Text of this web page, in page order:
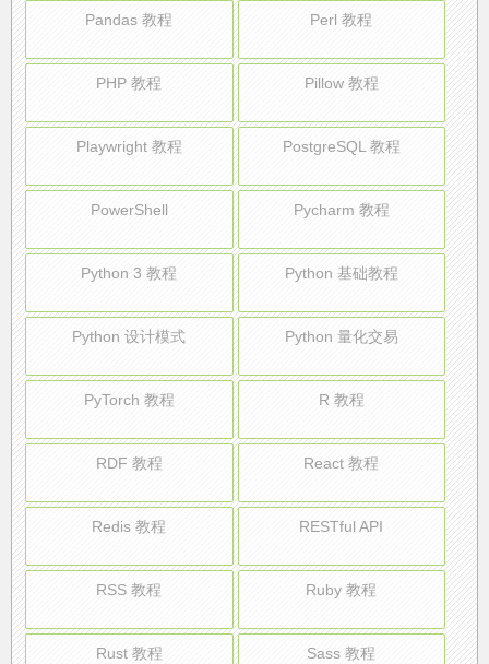
Pandas 教程 Perl 教程
PHP 教程 Pillow 教程
Playwright 教程 PostgreSQL 教程
PowerShell Pycharm 教程
Python 3 教程 Python 基础教程
Python 设计模式 Python 量化交易
PyTorch 教程 R 教程
RDF 教程 React 教程
Redis 教程 RESTful API
RSS 教程 Ruby 教程
Rust 教程 Sass 教程